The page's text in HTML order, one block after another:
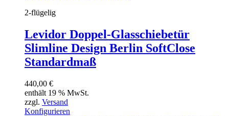
2-flügelig
Levidor Doppel-Glasschiebetür
Slimline Design Berlin SoftClose
Standardmaß
440,00 €
enthält 19 % MwSt.
zzgl. Versand
Konfigurieren